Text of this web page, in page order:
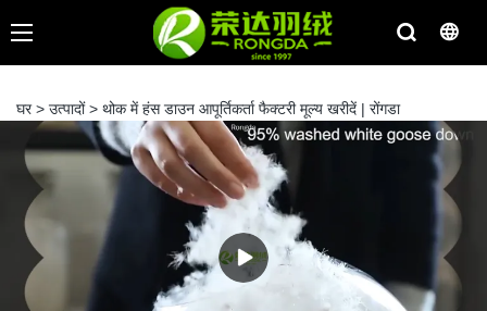
घर> उत्पादों> थोक में हंस डाउन आपूर्तिकर्ता फैक्टरी मूल्य खरीदें | रोंगडा